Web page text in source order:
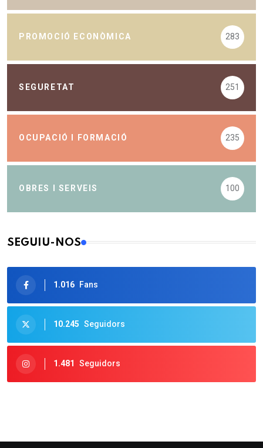
PROMOCIÓ ECONÒMICA 283
SEGURETAT 251
OCUPACIÓ I FORMACIÓ 235
OBRES I SERVEIS 100
SEGUIU-NOS
1.016 Fans
10.245 Seguidors
1.481 Seguidors